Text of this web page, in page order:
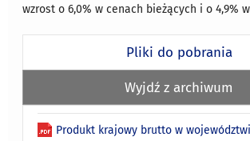
wzrost o 6,0% w cenach bieżących i o 4,9%
Pliki do pobrania
Wyjdź z archiwum
Produkt krajowy brutto w